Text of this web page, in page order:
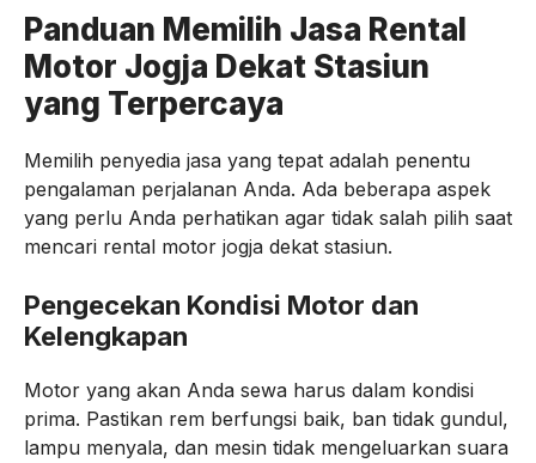
Panduan Memilih Jasa Rental
Motor Jogja Dekat Stasiun
yang Terpercaya
Memilih penyedia jasa yang tepat adalah penentu
pengalaman perjalanan Anda. Ada beberapa aspek
yang perlu Anda perhatikan agar tidak salah pilih saat
mencari rental motor jogja dekat stasiun.
Pengecekan Kondisi Motor dan
Kelengkapan
Motor yang akan Anda sewa harus dalam kondisi
prima. Pastikan rem berfungsi baik, ban tidak gundul,
lampu menyala, dan mesin tidak mengeluarkan suara